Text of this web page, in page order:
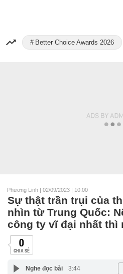
Better Choice Awards 2026
Phương Linh | 02/09/2023 | 10:00
Sự thật trần trụi của
nhìn từ Trung Quốc:
công ty vĩ đại nhất thì
0
CHIA SẺ
Nghe đọc bài 3:44